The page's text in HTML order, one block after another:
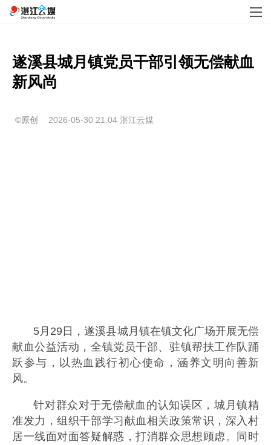
遂溪县城月镇党员干部引领无偿献血
新风尚
©原创 2026-05-30 21:04 湛江云媒
5月29日，遂溪县城月镇在镇文化广场开展无偿
献血公益活动，全镇党员干部、驻镇帮扶工作队踊
跃参与，以热血践行初心使命，涵养文明向善新
风。
针对群众对于无偿献血的认知误区，城月镇精
准发力，组织干部学习献血相关政策常识，深入村
居一线面对面答疑解惑，打消群众思想顾虑。同时